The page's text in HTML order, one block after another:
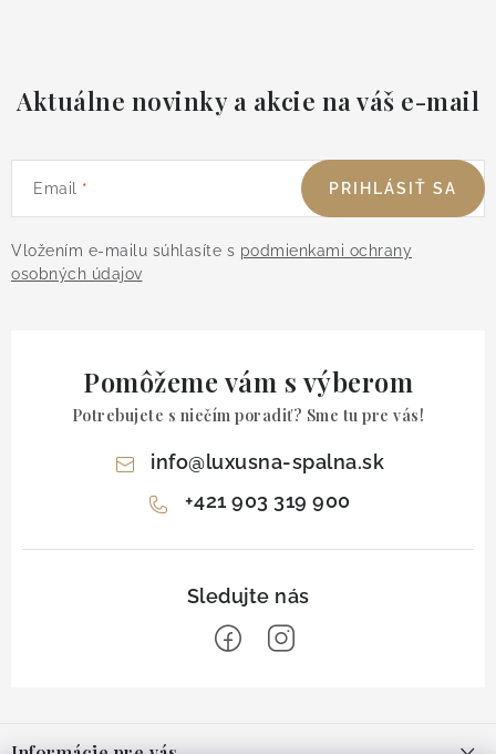
Aktuálne novinky a akcie na váš e-mail
Email
Vložením e-mailu súhlasíte s podmienkami ochrany
osobných údajov
PRIHLÁSIŤ SA
Pomôžeme vám s výberom
Potrebujete s niečím poradiť? Sme tu pre vás!
info@luxusna-spalna.sk
+421 903 319 900